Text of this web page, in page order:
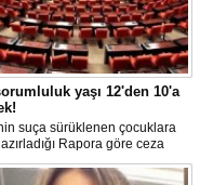
yaşı 12'den 10'a
suça sürüklenen çocuklara
Rapora göre ceza
yaşının; 12'den 10'a
planlanıyor.